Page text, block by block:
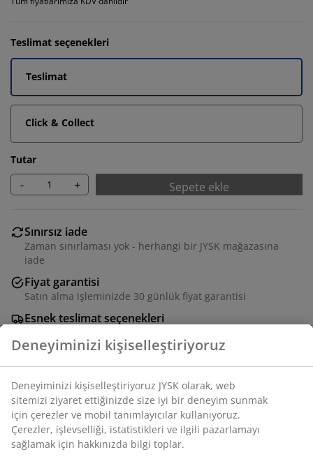
Teslimat seçenekleri
Teslimat
Click & Collect
Tutar
- + Sepete ekle
Sınırsız iade
Zaman sınırlaması yok - herhangi bir JYSK mağazasına
iade
Fiyat garantisi
Satın alma işleminizde 30 günlük fiyat garantisi
Esnek teslimat seçenekleri
SKU: 2784400
Özellikler
Deneyiminizi kişiselleştiriyoruz
Deneyiminizi kişiselleştiriyoruz JYSK olarak, web
sitemizi ziyaret ettiğinizde size iyi bir deneyim sunmak
için çerezler ve mobil tanımlayıcılar kullanıyoruz.
Çerezler, işlevselliği, istatistikleri ve ilgili pazarlamayı
sağlamak için hakkınızda bilgi toplar.